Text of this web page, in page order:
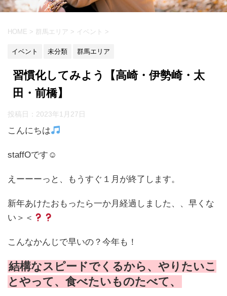
HOME > 群馬エリア > イベント >
イベント 未分類 群馬エリア
習慣化してみよう【高崎・伊勢崎・太
田・前橋】
投稿日： 2023年1月27日
こんにちは
staffOです☺
えーーーっと、もうすぐ１月が終了します。
新年あけたおもったら一か月経過しました、、早くな
い＞＜
こんなかんじで早いの？今年も！
結構なスピードでくるから、やりたいこ
とやって、食べたいものたべて、